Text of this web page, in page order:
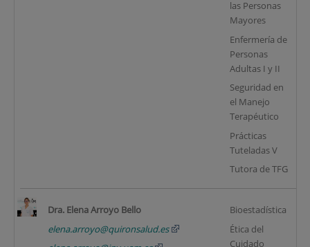
las Personas
Mayores
Enfermería de
Personas
Adultas I y II
Seguridad en
el Manejo
Terapéutico
Prácticas
Tuteladas V
Tutora de TFG
Dra. Elena Arroyo Bello
elena.arroyo@quironsalud.es
Bioestadística
Ética del
Cuidado